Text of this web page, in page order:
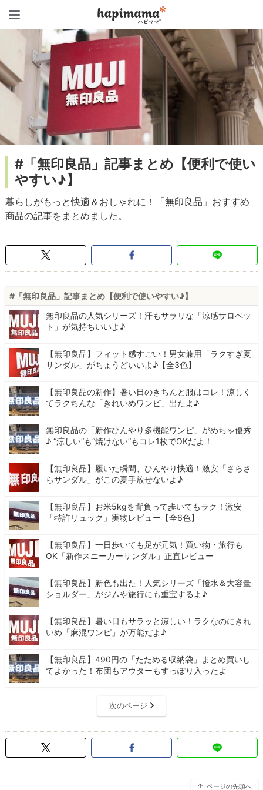
#「無印良品」記事まとめ【便利で使い
やすい♪】
暮らしがもっと快適＆おしゃれに！「無印良品」おすすめ
商品の記事をまとめました。
#「無印良品」記事まとめ【便利で使いやすい♪】
無印良品の人気シリーズ！汗もサラリな「涼感サロペッ
ト」が気持ちいいよ♪
【無印良品】フィット感すごい！男女兼用「ラクすぎ夏
サンダル」がちょうどいいよ♪【全3色】
【無印良品の新作】暑い日のきちんと服はコレ！涼しく
てラクちんな「きれいめワンピ」出たよ♪
無印良品の「新作ひんやり多機能ワンピ」がめちゃ優秀
♪ “涼しい”も“焼けない”もコレ1枚でOKだよ！
【無印良品】履いた瞬間、ひんやり快適！激安「さらさ
らサンダル」がこの夏手放せないよ♪
【無印良品】お米5kgを背負って歩いてもラク！激安
「特許リュック」実物レビュー【全6色】
【無印良品】一日歩いても足が元気！買い物・旅行も
OK「新作スニーカーサンダル」正直レビュー
【無印良品】新色も出た！人気シリーズ「撥水＆大容量
ショルダー」がジムや旅行にも重宝するよ♪
【無印良品】暑い日もサラッと涼しい！ラクなのにきれ
いめ「麻混ワンピ」が万能だよ♪
【無印良品】490円の「たためる収納袋」まとめ買いし
てよかった！布団もアウターもすっぽり入ったよ
次のページ
ページの先頭へ